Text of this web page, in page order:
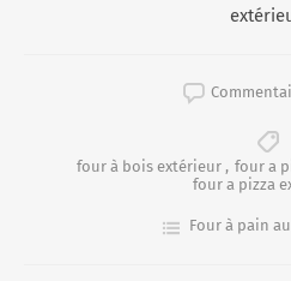
four à bois extérieur , four a
four a pizza
Four à pain